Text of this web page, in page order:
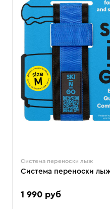
Система переноски лыж
Система переноски
1 990 руб